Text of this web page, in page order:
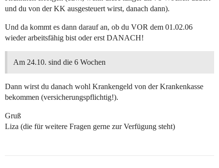
und du von der KK ausgesteuert wirst, danach dann).
Und da kommt es dann darauf an, ob du VOR dem 01.02.06
wieder arbeitsfähig bist oder erst DANACH!
Am 24.10. sind die 6 Wochen
Dann wirst du danach wohl Krankengeld von der Krankenkasse
bekommen (versicherungspflichtig!).
Gruß
Liza (die für weitere Fragen gerne zur Verfügung steht)